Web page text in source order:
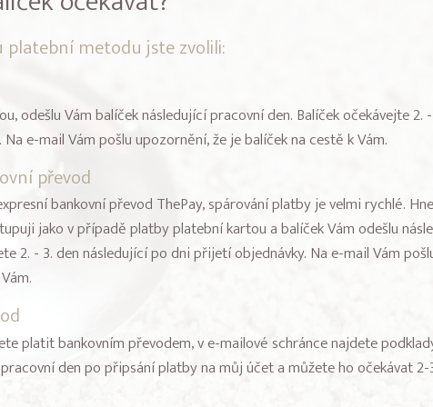
platební metodu jste zvolili:
odešlu Vám balíček následující pracovní den. Balíček očekávejte 2.
e-mail Vám pošlu upozornění, že je balíček na cestě k Vám.
převod
bankovní převod ThePay, spárování platby je velmi rychlé.
jako v případě platby platební kartou a balíček Vám odešlu
2. - 3. den následující po dni přijetí objednávky. Na e-mail Vám
platit bankovním převodem, v e-mailové schránce najdete
den po připsání platby na můj účet a můžete ho očekávat